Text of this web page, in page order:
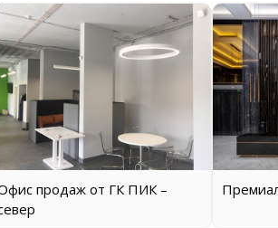
продаж от ГК ПИК –